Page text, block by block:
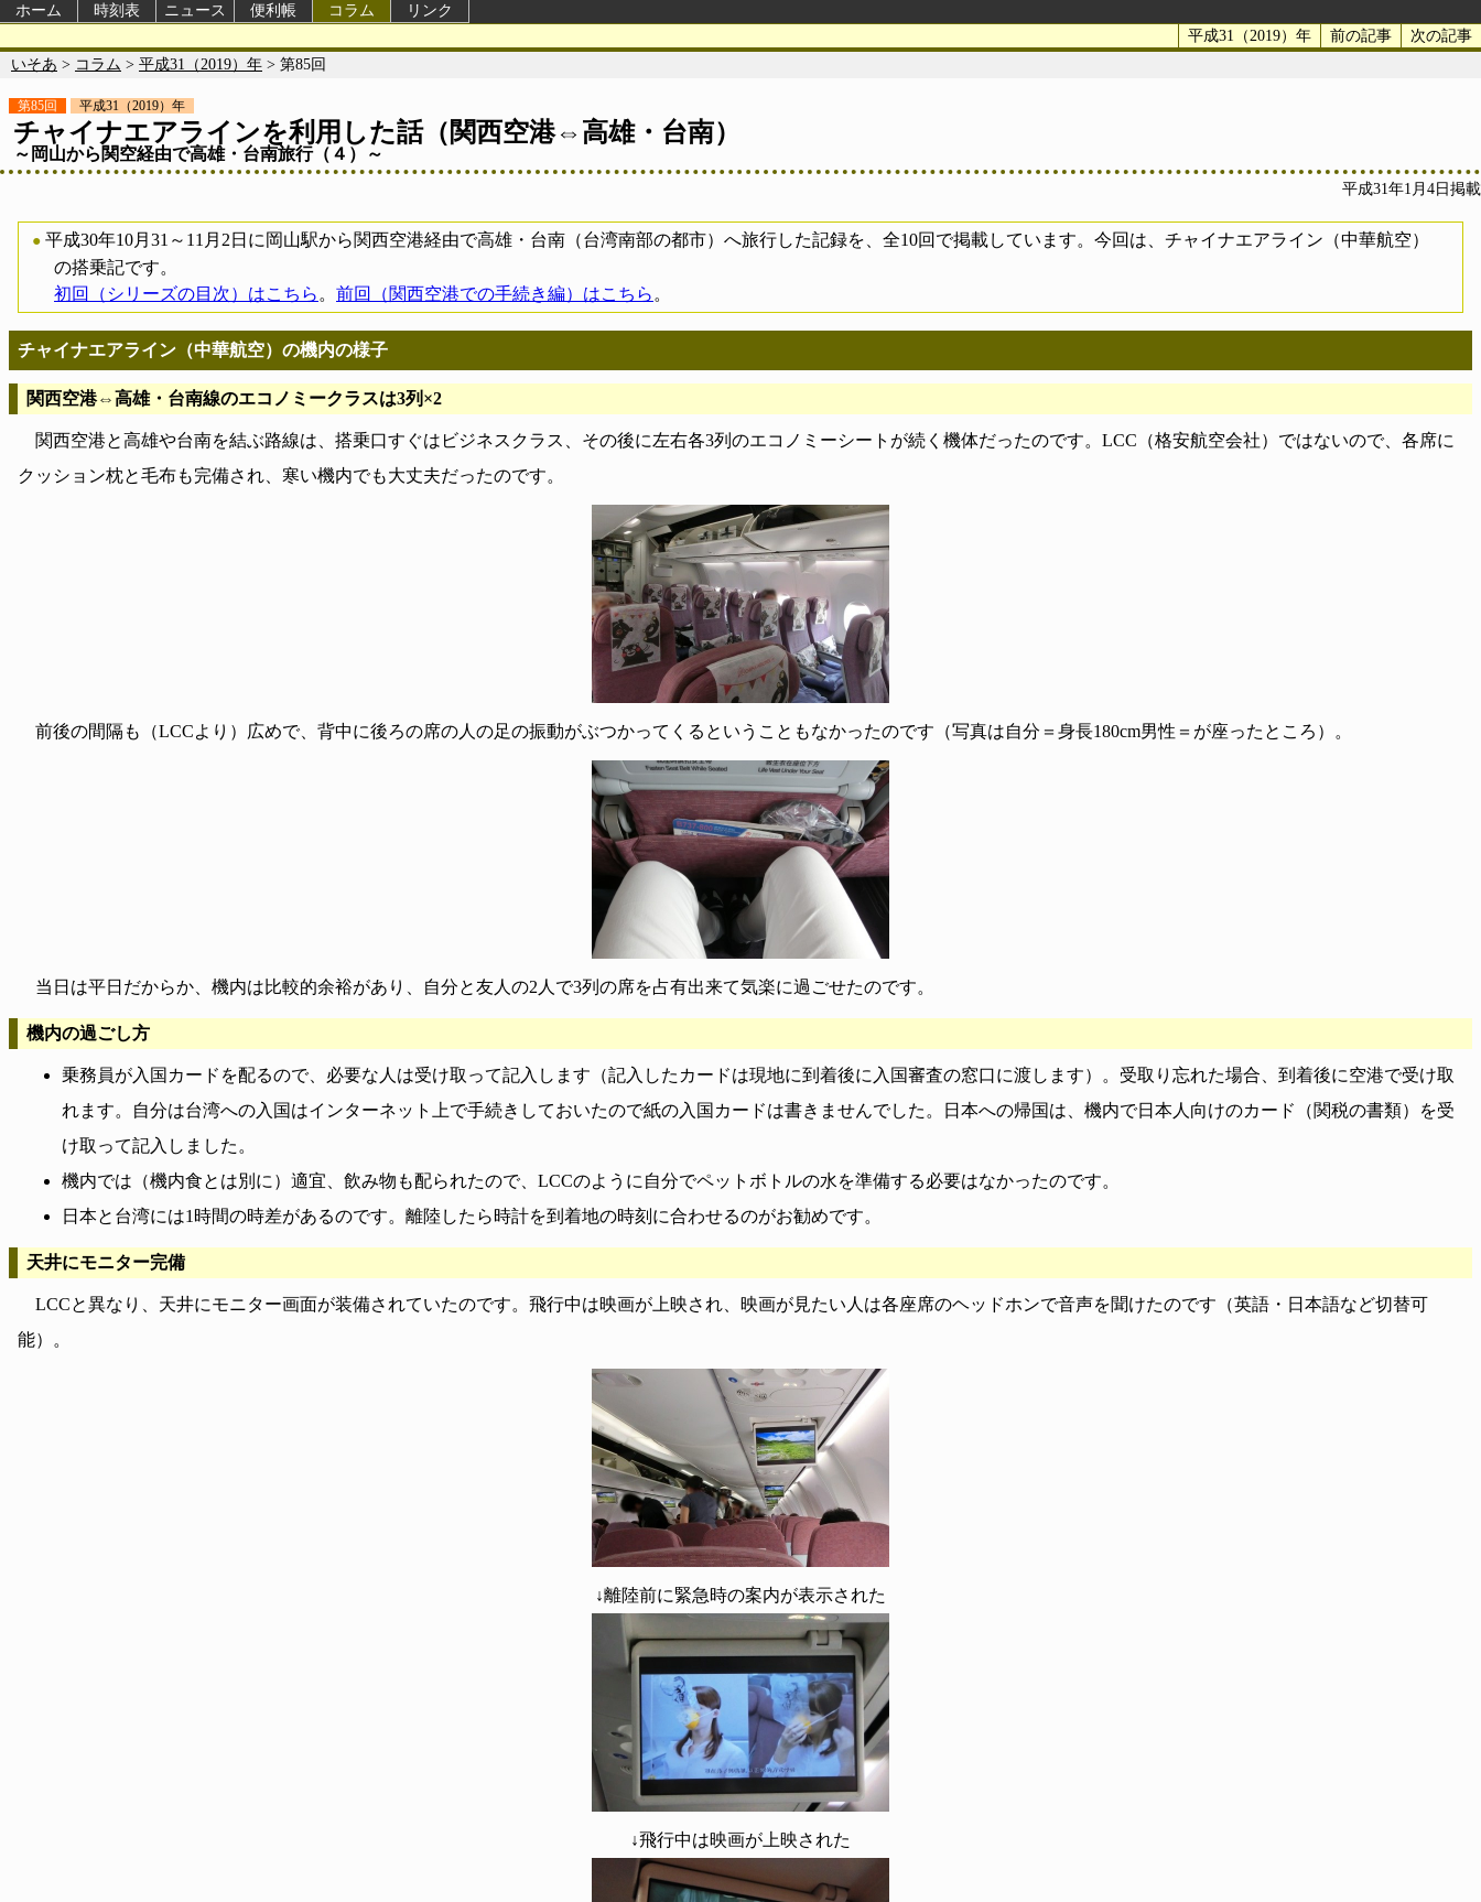
ホーム 時刻表 ニュース 便利帳 コラム
リンク
平成31（2019）年
前の記事
次の記事
いそあ > コラム > 平成31（2019）年 > 第85回
第85回 平成31（2019）年
チャイナエアラインを利用した話（関西空港⇔高雄・台南）
～岡山から関空経由で高雄・台南旅行（４）～
平成31年1月4日掲載
● 平成30年10月31～11月2日に岡山駅から関西空港経由で高雄・台南（台湾南部の都市）へ旅行した記録を、全10回で掲載しています。今回は、チャイナエアライン（中華航空）
の搭乗記です。
初回（シリーズの目次）はこちら 。 前回（関西空港での手続き編）はこちら 。
チャイナエアライン（中華航空）の機内の様子
関西空港⇔高雄・台南線のエコノミークラスは3列×2
関西空港と高雄や台南を結ぶ路線は、搭乗口すぐはビジネスクラス、その後に左右各3列のエコノミーシートが続く機体だったのです。LCC（格安航空会社）ではないので、各席に
クッション枕と毛布も完備され、寒い機内でも大丈夫だったのです。
前後の間隔も（LCCより）広めで、背中に後ろの席の人の足の振動がぶつかってくるということもなかったのです（写真は自分＝身長180cm男性＝が座ったところ）。
当日は平日だからか、機内は比較的余裕があり、自分と友人の2人で3列の席を占有出来て気楽に過ごせたのです。
機内の過ごし方
乗務員が入国カードを配るので、必要な人は受け取って記入します（記入したカードは現地に到着後に入国審査の窓口に渡します）。受取り忘れた場合、到着後に空港で受け取
れます。自分は台湾への入国はインターネット上で手続きしておいたので紙の入国カードは書きませんでした。日本への帰国は、機内で日本人向けのカード（関税の書類）を受
け取って記入しました。
機内では（機内食とは別に）適宜、飲み物も配られたので、LCCのように自分でペットボトルの水を準備する必要はなかったのです。
日本と台湾には1時間の時差があるのです。離陸したら時計を到着地の時刻に合わせるのがお勧めです。
天井にモニター完備
LCCと異なり、天井にモニター画面が装備されていたのです。飛行中は映画が上映され、映画が見たい人は各座席のヘッドホンで音声を聞けたのです（英語・日本語など切替可
能）。
↓離陸前に緊急時の案内が表示された
↓飛行中は映画が上映された